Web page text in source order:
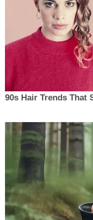
90s Hair Trends That